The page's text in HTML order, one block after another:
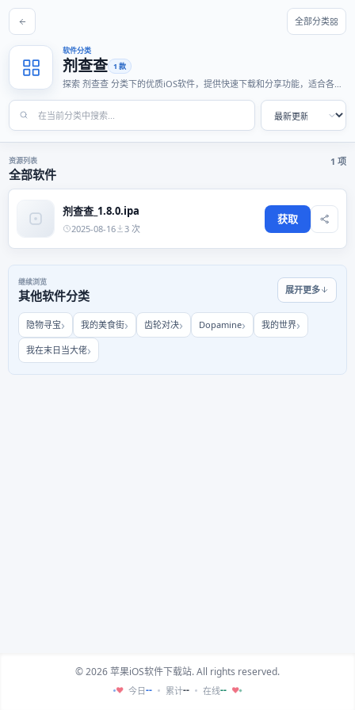
全部分类
软件分类
剂查查 1 款
探索 剂查查 分类下的优质iOS软件，提供快速下载和分享功能，适合各种
资源列表
全部软件
1 项
剂查查_1.8.0.ipa
2025-08-16 3 次
获取
继续浏览
其他软件分类 展开更多
隐物寻宝 我的美食街 齿轮对决 Dopamine 我的世界
我在末日当大佬
© 2026 苹果iOS软件下载站. All rights reserved.
♥ 今日-- 累计-- 在线-- ♥